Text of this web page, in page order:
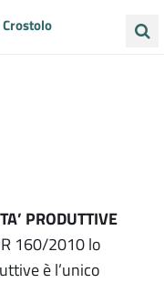
PRODUTTIVE
160/2010 lo
è l’unico